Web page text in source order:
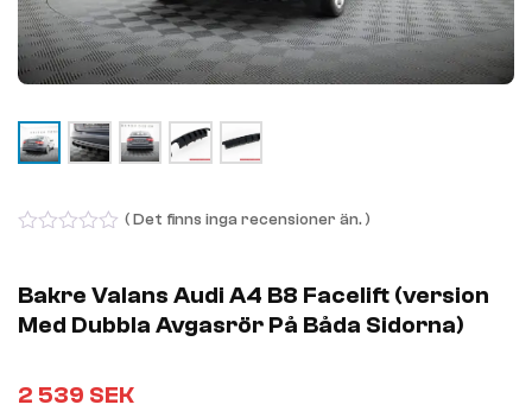
of
5
( Det finns inga recensioner än. )
Bakre Valans Audi A4 B8 Facelift (version
Med Dubbla Avgasrör På Båda Sidorna)
2 539 SEK